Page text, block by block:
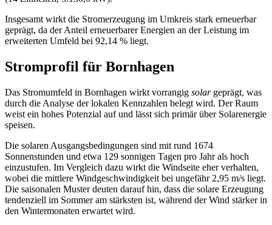
Insgesamt wirkt die Stromerzeugung im Umkreis stark erneuerbar
geprägt, da der Anteil erneuerbarer Energien an der Leistung im
erweiterten Umfeld bei 92,14 % liegt.
Stromprofil für Bornhagen
Das Stromumfeld in Bornhagen wirkt vorrangig solargeprägt, was
durch die Analyse der lokalen Kennzahlen belegt wird. Der Raum
weist ein hohes Potenzial auf und lässt sich primär über Solarenergie
speisen.
Die solaren Ausgangsbedingungen sind mit rund 1674
Sonnenstunden und etwa 129 sonnigen Tagen pro Jahr als hoch
einzustufen. Im Vergleich dazu wirkt die Windseite eher verhalten,
wobei die mittlere Windgeschwindigkeit bei ungefähr 2,95 m/s liegt.
Die saisonalen Muster deuten darauf hin, dass die solare Erzeugung
tendenziell im Sommer am stärksten ist, während der Wind stärker in
den Wintermonaten erwartet wird.